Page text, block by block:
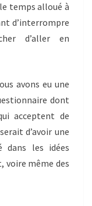
temps alloué à
d’interrompre
d’aller en
avons eu une
dont
acceptent de
d’avoir une
dans les idées
voire même des